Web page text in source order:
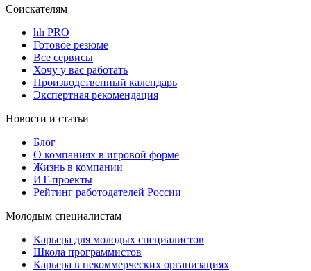
Соискателям
hh PRO
Готовое резюме
Все сервисы
Хочу у вас работать
Производственный календарь
Экспертная рекомендация
Новости и статьи
Блог
О компаниях в игровой форме
Жизнь в компании
ИТ-проекты
Рейтинг работодателей России
Молодым специалистам
Карьера для молодых специалистов
Школа программистов
Карьера в некоммерческих организациях